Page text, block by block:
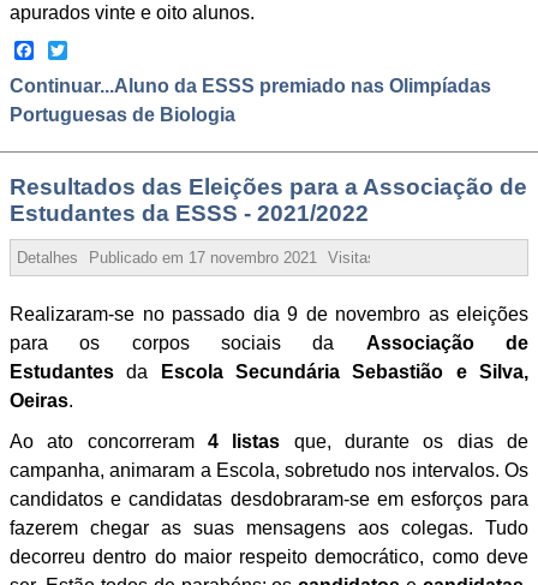
apurados vinte e oito alunos.
Continuar...Aluno da ESSS premiado nas Olimpíadas
Portuguesas de Biologia
Resultados das Eleições para a Associação de
Estudantes da ESSS - 2021/2022
Detalhes Publicado em 17 novembro 2021 Visitas:
Realizaram-se no passado dia 9 de novembro as eleições
para os corpos sociais da Associação de
Estudantes da
Escola Secundária Sebastião e Silva,
Oeiras.
Ao ato concorreram 4 listas que, durante os dias de
campanha, animaram a Escola, sobretudo nos intervalos. Os
candidatos e candidatas desdobraram-se em esforços para
fazerem chegar as suas mensagens aos colegas. Tudo
decorreu dentro do maior respeito democrático, como deve